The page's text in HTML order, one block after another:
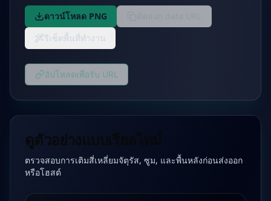
ดาวน์โหลด PNG
รีเซ็ตพื้นที่ทำงาน
อัปโหลดเพื่อรับ URL
ดูตัวอย่างแบบเรียลไทม์
ตรวจสอบการเติมสี่เหลี่ยมจัตุรัส, ซูม, และพื้นหลังก่อนส่งออก
หรือโฮสต์